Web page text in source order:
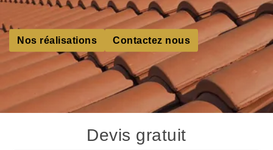
Nos réalisations Contactez nous
Devis gratuit